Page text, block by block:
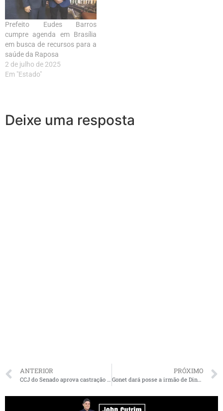
Prefeito Eudes Barros
cumpre agenda em Brasília
em busca de recursos para a
saúde da Raposa
2 de julho de 2025
Em "Estado"
Deixe uma resposta
ANTERIOR PRÓXIMO